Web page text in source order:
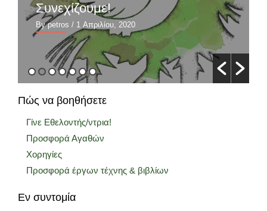
Συνεχίζουμε!
By petros / 1 Απριλίου, 2020
Πώς να βοηθήσετε
Γίνε Εθελοντής/ντρια!
Προσφορά Αγαθών
Χορηγίες
Προσφορά έργων τέχνης & βιβλίων
Εν συντομία